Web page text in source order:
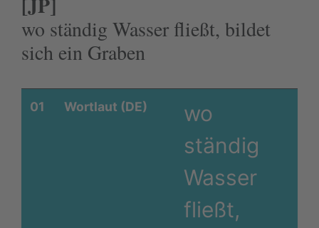
wo ständig Wasser fließt, bildet
sich ein Graben
01 Wortlaut (DE)
wo
ständig
Wasser
fließt,